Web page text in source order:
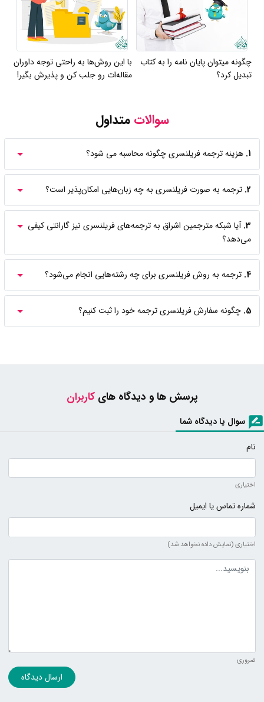
چگونه میتوان پایان نامه را به کتاب
تبدیل کرد؟
با این روش‌ها به راحتی توجه داوران
مقاله‌ات رو جلب کن و پذیرش بگیر!
سوالاتمتداول
1. هزینه ترجمه فریلنسری چگونه محاسبه می شود؟
2. ترجمه به صورت فریلنسری به چه زبان‌هایی امکان‌پذیر است؟
3. آیا شبکه مترجمین اشراق به ترجمه‌های فریلنسری نیز گارانتی کیفی
می‌دهد؟
4. ترجمه به روش فریلنسری برای چه رشته‌هایی انجام می‌شود؟
5. چگونه سفارش فریلنسری ترجمه خود را ثبت کنیم؟
پرسش ها و دیدگاه هایکاربران
سوال یا دیدگاه شما
نام
اختیاری
شماره تماس یا ایمیل
اختیاری (نمایش داده نخواهد شد)
متن دیدگاه
ضروری
ارسال دیدگاه